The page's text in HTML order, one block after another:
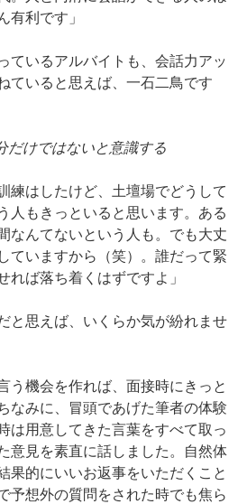
有利です」
ているアルバイトも、会話力アッ
ていると思えば、一石二鳥です
だけではないと意識する
練はしたけど、土壇場でどうして
人もきっといると思います。ある
なんてないという人も。でも大丈
ていますから（笑）。誰だって緊
れば落ち着くはずですよ」
と思えば、いくらか気が紛れませ
う機会を作れば、面接時にきっと
なみに、冒頭であげた筆者の体験
は用意してきた言葉をすべて取っ
意見を素直に話しました。自然体
果的にいいお返事をいただくこと
予想外の質問をされた時でも焦ら